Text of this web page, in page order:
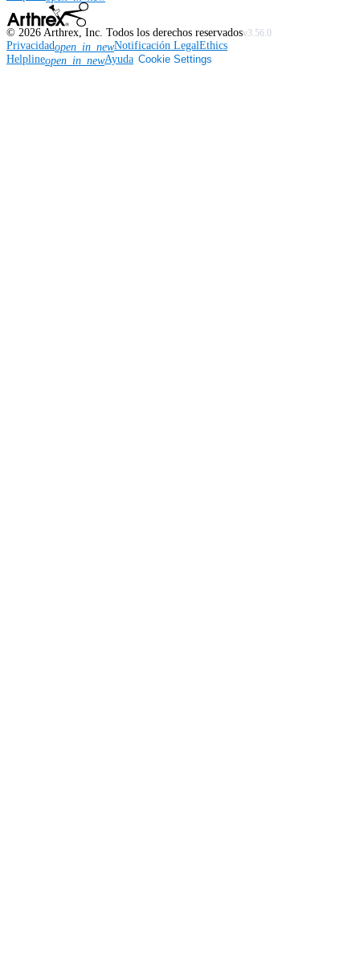
© 2026 Arthrex, Inc. Todos los derechos reservadosv3.56.0
Privacidadopen_in_newNotificación LegalEthics
Helplineopen_in_newAyuda Cookie Settings